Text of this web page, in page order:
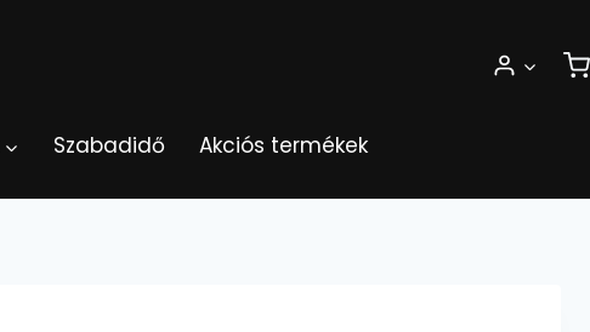
Szabadidő Akciós termékek